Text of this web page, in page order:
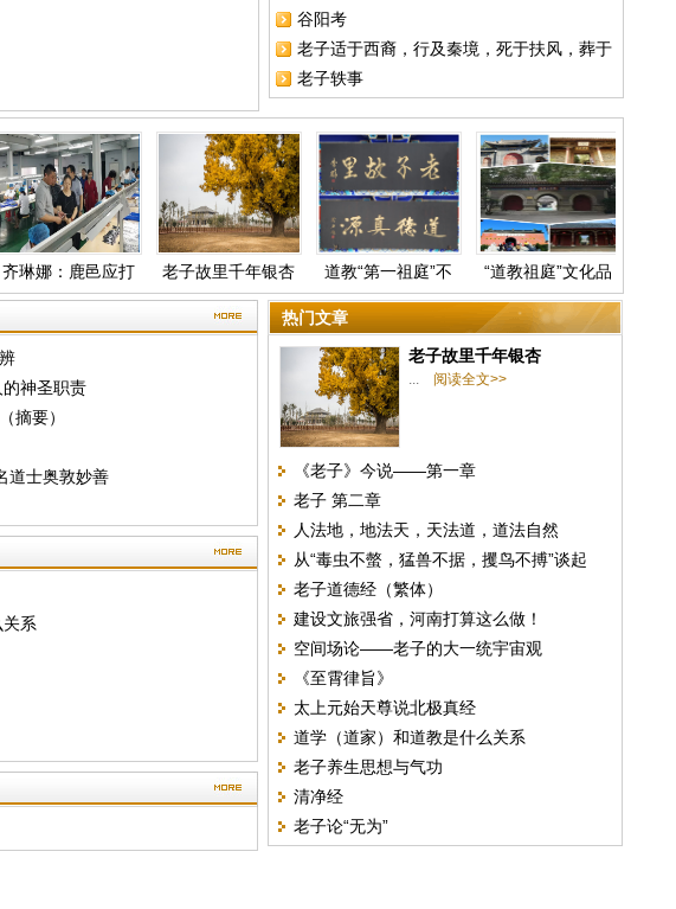
谷阳考
老子适于西裔，行及秦境，死于扶风，葬于
槐里
老子轶事
琳娜：鹿邑应打
教文化特色小
层面
老子故里千年银杏
道教“第一祖庭”不
是白云观，不是龙
虎山，而是在河南
这个县城！
“道教祖庭”文化品
牌问题与对策
神圣职责
摘要）
道士奥敦妙善
系
热门文章
老子故里千年银杏
... 阅读全文>>
《老子》今说——第一章
老子 第二章
人法地，地法天，天法道，道法自然
从“毒虫不螫，猛兽不据，攫鸟不搏”谈起
老子道德经（繁体）
建设文旅强省，河南打算这么做！
空间场论——老子的大一统宇宙观
《至霄律旨》
太上元始天尊说北极真经
道学（道家）和道教是什么关系
老子养生思想与气功
清净经
老子论“无为”